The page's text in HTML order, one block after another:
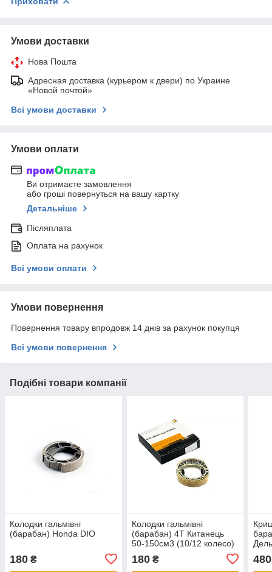
Умови доставки
Нова Пошта
Адресная доставка (курьером к двери) по Украине
«Новой почтой»
Всі умови доставки
Умови оплати
Ви отримаєте замовлення
або гроші повернуться на вашу картку
Детальніше
Післяплата
Оплата на рахунок
Всі умови оплати
Умови повернення
Повернення товару впродовж 14 днів за рахунок покупця
Всі умови повернення
Подібні товари компанії
Колодки гальмівні
(барабан) Honda DIO
180 ₴
Колодки гальмівні
(барабан) 4T Китанець
50-150см3 (10/12 колесо)
180₴ 480